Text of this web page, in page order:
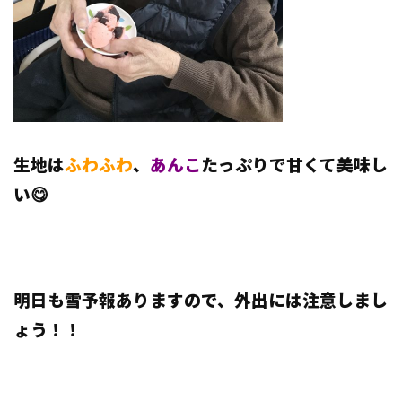
生地はふわふわ、 あんこたっぷりで甘くて美味し
い😋
明日も雪予報ありますので、外出には注意しまし
ょう！！